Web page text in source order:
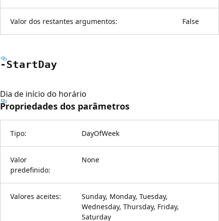
Valor dos restantes argumentos: False
-StartDay
Dia de início do horário
Propriedades dos parâmetros
Tipo: DayOfWeek
Valor
predefinido:
None
Valores aceites:
Sunday, Monday, Tuesday,
Wednesday, Thursday, Friday,
Saturday